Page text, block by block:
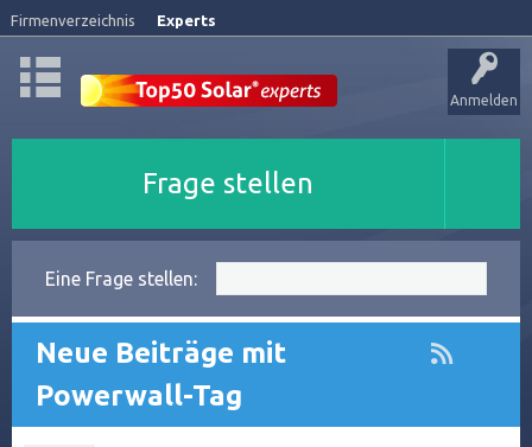
Firmenverzeichnis Experts
Anmelden
Frage stellen
Eine Frage stellen:
Neue Beiträge mit
Powerwall-Tag